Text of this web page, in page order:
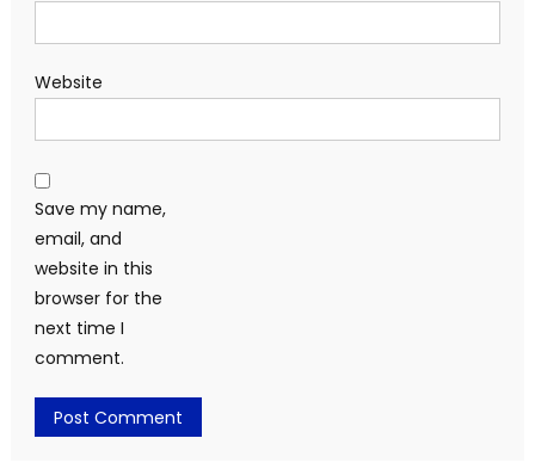
Website
Save my name,
email, and
website in this
browser for the
next time I
comment.